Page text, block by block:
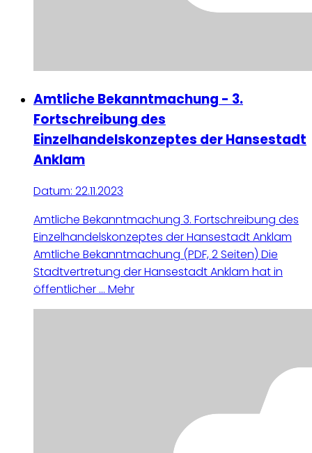
Amtliche Bekanntmachung - 3.
Fortschreibung des
Einzelhandelskonzeptes der Hansestadt
Anklam
Datum: 22.11.2023
Amtliche Bekanntmachung 3. Fortschreibung des
Einzelhandelskonzeptes der Hansestadt Anklam
Amtliche Bekanntmachung (PDF, 2 Seiten) Die
Stadtvertretung der Hansestadt Anklam hat in
öffentlicher ... Mehr